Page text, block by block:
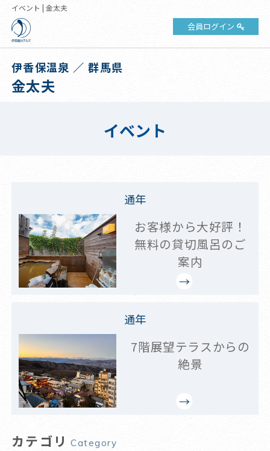
イベント | 金太夫
会員ログイン
伊香保温泉 ／ 群馬県
金太夫
イベント
通年
お客様から大好評！
無料の貸切風呂のご
案内
通年
7階展望テラスからの
絶景
カテゴリ Category